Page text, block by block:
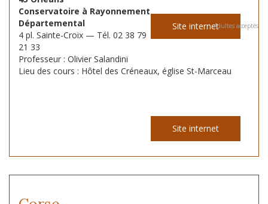
Site internet
Conservatoire à Rayonnement
Départemental
4 pl. Sainte-Croix — Tél. 02 38 79
21 33
Professeur : Olivier Salandini
Lieu des cours : Hôtel des Créneaux, église St-Marceau
Adultes acceptés
Site internet